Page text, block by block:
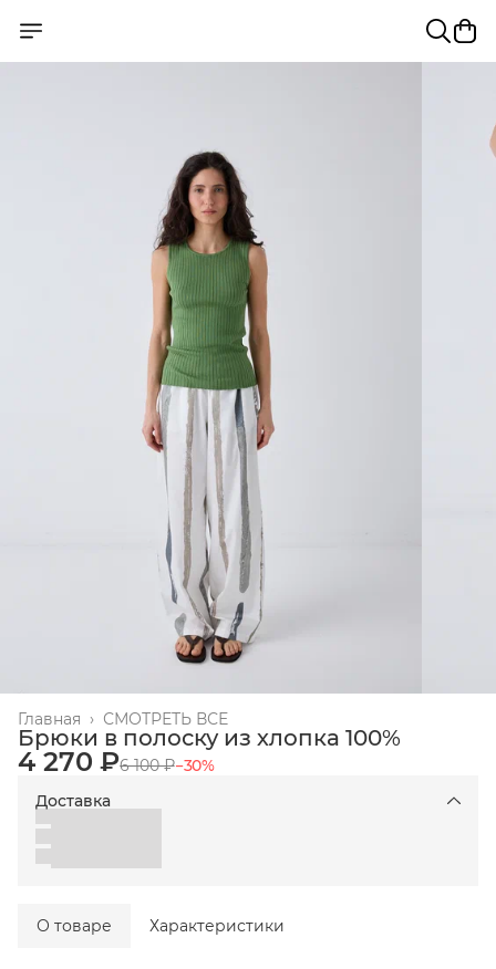
СМОТРЕТЬ ВСЕ
Главная ›
Брюки в полоску из хлопка 100%
4 270 ₽6 100 ₽−30%
Доставка
О товаре Характеристики